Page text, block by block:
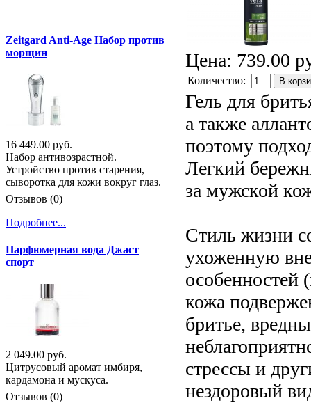
Цена: 739.00
Количество: В
Гель для
а также
поэтому
Легкий
за мужской
Стиль жизни
ухоженную
особенностей
кожа
бритье,
стрессы и
нездоровый
Zeitgard Anti-Age Набор против
морщин
16 449.00 руб.
Набор антивозрастной.
Устройство против старения,
сыворотка для кожи вокруг глаз.
Отзывов (0)
Подробнее...
Парфюмерная вода Джаст
спорт
2 049.00 руб.
Цитрусовый аромат имбиря,
кардамона и мускуса.
Отзывов (0)